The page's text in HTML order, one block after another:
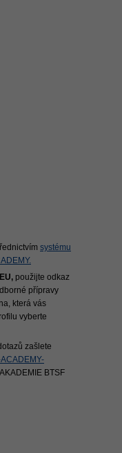
systému
použijte odkaz
přípravy
která vás
vyberte
zašlete
BTSF